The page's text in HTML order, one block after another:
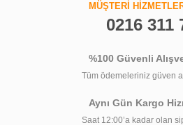
MÜŞTERİ
0216 311
%100 Güvenli
Tüm ödemeleriniz güven
Aynı Gün Kargo
Saat 12:00’a kadar olan